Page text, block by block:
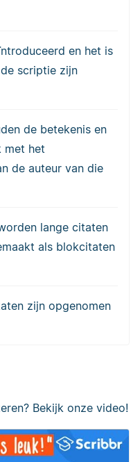
en het is
scriptie zijn
de betekenis en
met het
de auteur van die
lange citaten
als blokcitaten
zijn opgenomen
Bekijk onze video!